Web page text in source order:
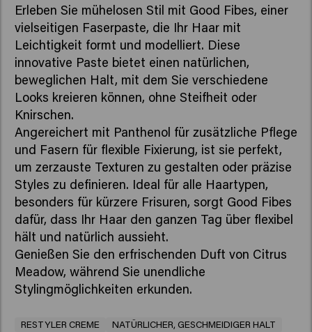
Erleben Sie mühelosen Stil mit Good Fibes, einer
vielseitigen Faserpaste, die Ihr Haar mit
Leichtigkeit formt und modelliert. Diese
innovative Paste bietet einen natürlichen,
beweglichen Halt, mit dem Sie verschiedene
Looks kreieren können, ohne Steifheit oder
Knirschen.
Angereichert mit Panthenol für zusätzliche Pflege
und Fasern für flexible Fixierung, ist sie perfekt,
um zerzauste Texturen zu gestalten oder präzise
Styles zu definieren. Ideal für alle Haartypen,
besonders für kürzere Frisuren, sorgt Good Fibes
dafür, dass Ihr Haar den ganzen Tag über flexibel
hält und natürlich aussieht.
Genießen Sie den erfrischenden Duft von Citrus
Meadow, während Sie unendliche
Stylingmöglichkeiten erkunden.
RESTYLER CREME
NATÜRLICHER, GESCHMEIDIGER HALT